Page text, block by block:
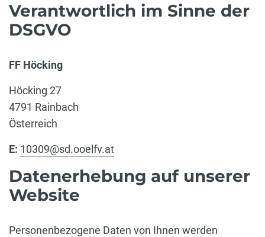
Verantwortlich im Sinne der
DSGVO
FF Höcking
Höcking 27
4791 Rainbach
Österreich
E: 10309@sd.ooelfv.at
Datenerhebung auf unserer
Website
Personenbezogene Daten von Ihnen werden